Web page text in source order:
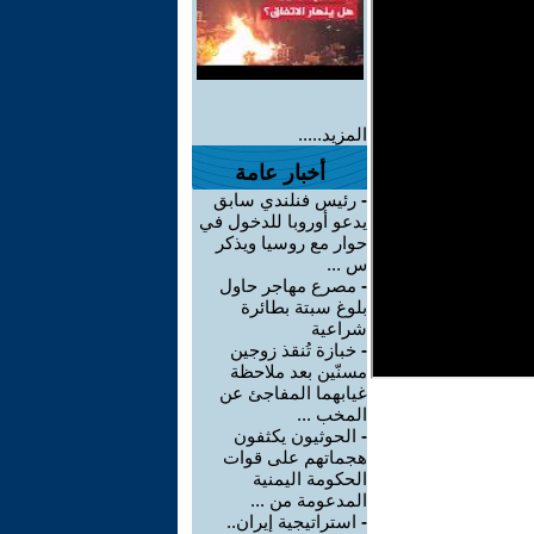
المزيد.....
أخبار عامة
- رئيس فنلندي سابق
يدعو أوروبا للدخول في
حوار مع روسيا ويذكر
س ...
- مصرع مهاجر حاول
بلوغ سبتة بطائرة
شراعية
- خبازة تُنقذ زوجين
مسنّين بعد ملاحظة
غيابهما المفاجئ عن
المخب ...
- الحوثيون يكثفون
هجماتهم على قوات
الحكومة اليمنية
المدعومة من ...
- استراتيجية إيران..